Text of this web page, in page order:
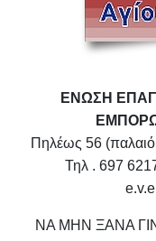
ΕΝΩΣΗ
Πηλέως 56 (παλαιό
Τηλ . 697
ΝΑ ΜΗΝ ΞΑΝΑ